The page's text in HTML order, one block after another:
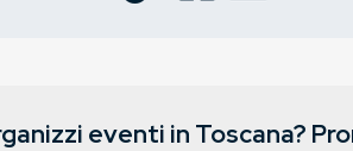
eventi in Toscana?